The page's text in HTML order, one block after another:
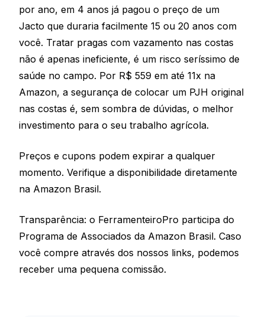
por ano, em 4 anos já pagou o preço de um
Jacto que duraria facilmente 15 ou 20 anos com
você. Tratar pragas com vazamento nas costas
não é apenas ineficiente, é um risco seríssimo de
saúde no campo. Por R$ 559 em até 11x na
Amazon, a segurança de colocar um PJH original
nas costas é, sem sombra de dúvidas, o melhor
investimento para o seu trabalho agrícola.
Preços e cupons podem expirar a qualquer
momento. Verifique a disponibilidade diretamente
na Amazon Brasil.
Transparência: o FerramenteiroPro participa do
Programa de Associados da Amazon Brasil. Caso
você compre através dos nossos links, podemos
receber uma pequena comissão.